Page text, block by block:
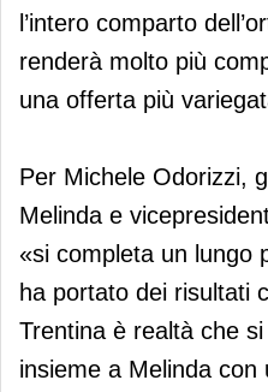
l’intero comparto
renderà molto più
una offerta più
Per Michele Odorizzi,
Melinda e
«si completa un lungo
ha portato dei risultati
Trentina è realtà che
insieme a Melinda con